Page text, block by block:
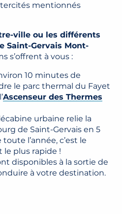
mentionnés
ville ou les différents
Saint-Gervais Mont-
s’offrent à vous :
10 minutes de
le parc thermal du Fayet
Ascenseur des Thermes
urbaine relie la
de Saint-Gervais en 5
l’année, c’est le
plus rapide !
disponibles à la sortie de
à votre destination.